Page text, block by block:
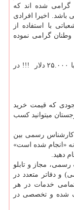
گرامی شده اند که
اخیرا افرادی
با استفاده از
وطنان گرامی نموده
» خرید آپارتمان نوساز و اقامت گرجستان تنها با ۲۵.۰۰۰ دلار !!! در
مانده با وجودی که قیمت خرید
گرجستان میتوانید کسب
رسمی بین
جداگانه «انجام شده است»
دهید.
در اختیار داشتن بیش از 10 شعبه رسمی، مجاز و تابلو
و دفاتر متعدد در
خدمات در هر
شده و تخصصی در